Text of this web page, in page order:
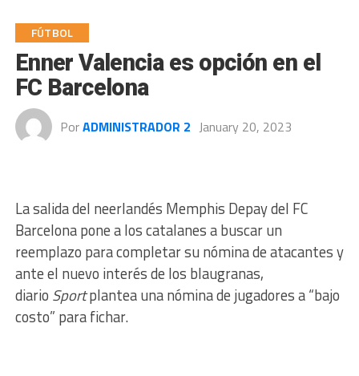
FÚTBOL
Enner Valencia es opción en el
FC Barcelona
PorADMINISTRADOR 2 January 20, 2023
La salida del neerlandés Memphis Depay del FC
Barcelona pone a los catalanes a buscar un
reemplazo para completar su nómina de atacantes y
ante el nuevo interés de los blaugranas,
diario Sportplantea una nómina de jugadores a “bajo
costo” para fichar.